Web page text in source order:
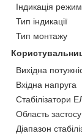
Індикація
Тип індикації
Тип монтажу
Вихідна
Вхідна напруга
Стабілізатори
Область
Діапазон